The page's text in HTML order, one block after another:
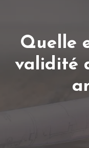
Quelle
validité